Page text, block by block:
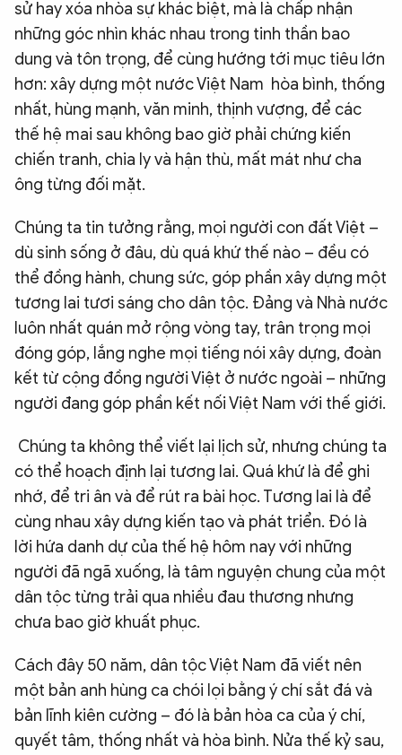
sử hay xóa nhòa sự khác biệt, mà là chấp nhận
những góc nhìn khác nhau trong tinh thần bao
dung và tôn trọng, để cùng hướng tới mục tiêu lớn
hơn: xây dựng một nước Việt Nam hòa bình, thống
nhất, hùng mạnh, văn minh, thịnh vượng, để các
thế hệ mai sau không bao giờ phải chứng kiến
chiến tranh, chia ly và hận thù, mất mát như cha
ông từng đối mặt.
Chúng ta tin tưởng rằng, mọi người con đất Việt –
dù sinh sống ở đâu, dù quá khứ thế nào – đều có
thể đồng hành, chung sức, góp phần xây dựng một
tương lai tươi sáng cho dân tộc. Đảng và Nhà nước
luôn nhất quán mở rộng vòng tay, trân trọng mọi
đóng góp, lắng nghe mọi tiếng nói xây dựng, đoàn
kết từ cộng đồng người Việt ở nước ngoài – những
người đang góp phần kết nối Việt Nam với thế giới.
Chúng ta không thể viết lại lịch sử, nhưng chúng ta
có thể hoạch định lại tương lai. Quá khứ là để ghi
nhớ, để tri ân và để rút ra bài học. Tương lai là để
cùng nhau xây dựng kiến tạo và phát triển. Đó là
lời hứa danh dự của thế hệ hôm nay với những
người đã ngã xuống, là tâm nguyện chung của một
dân tộc từng trải qua nhiều đau thương nhưng
chưa bao giờ khuất phục.
Cách đây 50 năm, dân tộc Việt Nam đã viết nên
một bản anh hùng ca chói lọi bằng ý chí sắt đá và
bản lĩnh kiên cường – đó là bản hòa ca của ý chí,
quyết tâm, thống nhất và hòa bình. Nửa thế kỷ sau,